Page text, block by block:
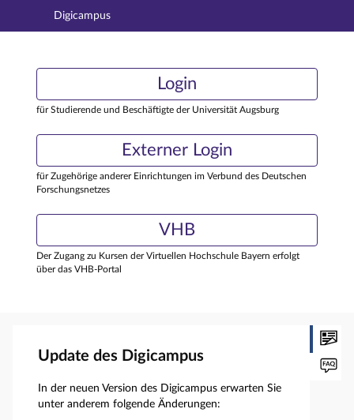
Hauptnavigation
Externer Login
Digicampus
Login
für Studierende und Beschäftigte der Universität Augsburg
Externer Login
für Zugehörige anderer Einrichtungen im Verbund des Deutschen
Forschungsnetzes
VHB
Der Zugang zu Kursen der Virtuellen Hochschule Bayern erfolgt
über das VHB-Portal
Update des Digicampus
In der neuen Version des Digicampus erwarten Sie
unter anderem folgende Änderungen: